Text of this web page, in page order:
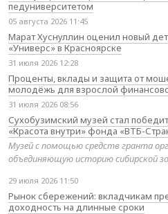
педуниверситетом
05 августа 2026 11:45
Марат Хуснуллин оценил новый
«Универс» в Красноярске
31 июля 2026 12:28
Проценты, вклады и защита от
молодёжь для взрослой
31 июля 2026 08:56
Сухобузимский музей стал
«Красота внутри» фонда «ВТБ-
Музей с помощью средств гранта
объединяющую историю сибирской
29 июля 2026 11:50
Рынок сбережений: вкладчикам
доходность на длинные сроки